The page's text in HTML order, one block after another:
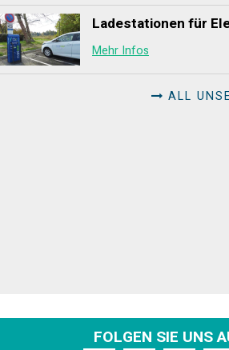
Ladestationen für
Mehr Infos
ALL
FOLGEN SIE UNS